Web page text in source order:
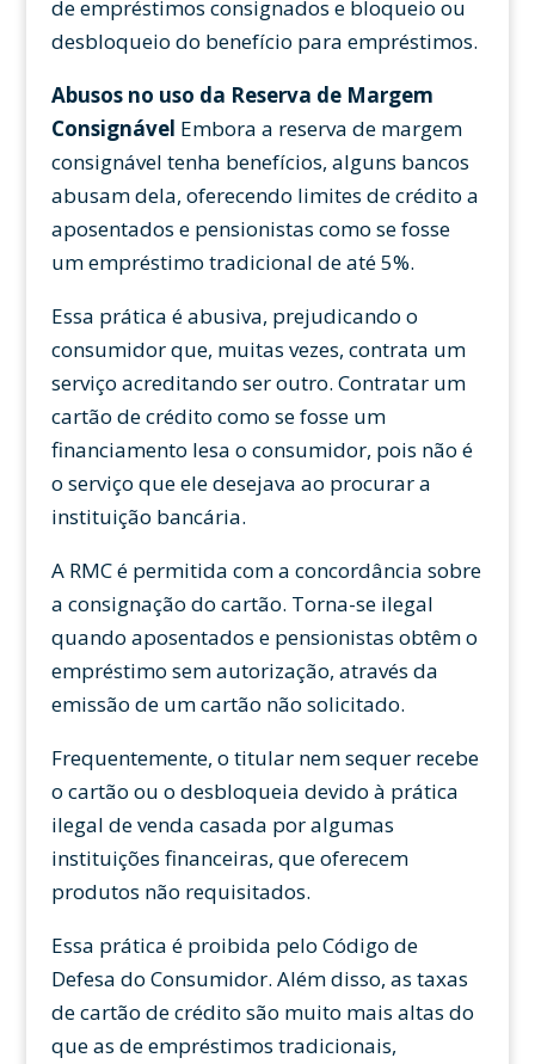
de empréstimos consignados e bloqueio ou
desbloqueio do benefício para empréstimos.
Abusos no uso da Reserva de Margem
Consignável Embora a reserva de margem
consignável tenha benefícios, alguns bancos
abusam dela, oferecendo limites de crédito a
aposentados e pensionistas como se fosse
um empréstimo tradicional de até 5%.
Essa prática é abusiva, prejudicando o
consumidor que, muitas vezes, contrata um
serviço acreditando ser outro. Contratar um
cartão de crédito como se fosse um
financiamento lesa o consumidor, pois não é
o serviço que ele desejava ao procurar a
instituição bancária.
A RMC é permitida com a concordância sobre
a consignação do cartão. Torna-se ilegal
quando aposentados e pensionistas obtêm o
empréstimo sem autorização, através da
emissão de um cartão não solicitado.
Frequentemente, o titular nem sequer recebe
o cartão ou o desbloqueia devido à prática
ilegal de venda casada por algumas
instituições financeiras, que oferecem
produtos não requisitados.
Essa prática é proibida pelo Código de
Defesa do Consumidor. Além disso, as taxas
de cartão de crédito são muito mais altas do
que as de empréstimos tradicionais,